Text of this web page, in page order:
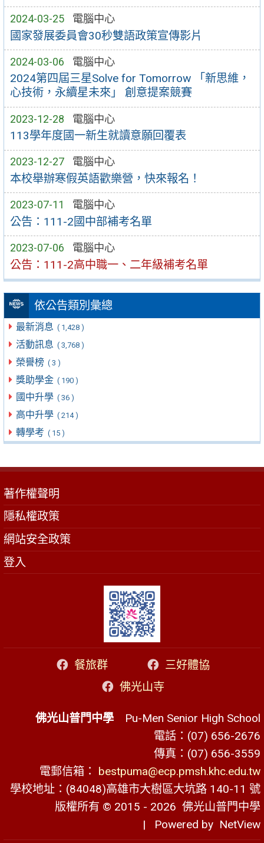
2024-03-25 電腦中心
國家發展委員會30秒雙語政策宣傳影片
2024-03-06 電腦中心
2024第四屆三星Solve for Tomorrow 「新思維，
心技術，永續星未來」 創意提案競賽
2023-12-28 電腦中心
113學年度國一新生就讀意願回覆表
2023-12-27 電腦中心
本校舉辦寒假英語歡樂營，快來報名！
2023-07-11 電腦中心
公告：111-2國中部補考名單
2023-07-06 電腦中心
公告：111-2高中職一、二年級補考名單
依公告類別彙總
最新消息 ( 1,428 )
活動訊息 ( 3,768 )
榮譽榜 ( 3 )
獎助學金 ( 190 )
國中升學 ( 36 )
高中升學 ( 214 )
轉學考 ( 15 )
著作權聲明
隱私權政策
網站安全政策
登入
餐旅群
三好體協
佛光山寺
佛光山普門中學 Pu-Men Senior High School
電話：(07) 656-2676
傳真：(07) 656-3559
電郵信箱： bestpuma@ecp.pmsh.khc.edu.tw
學校地址：(84048)高雄市大樹區大坑路 140-11 號
版權所有 © 2015 - 2026 佛光山普門中學
| Powered by NetView